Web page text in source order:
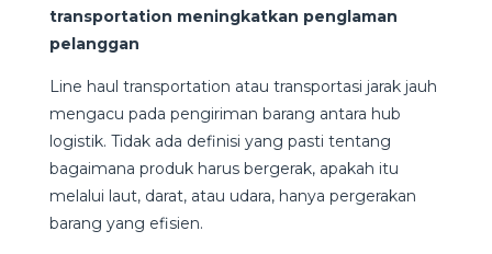
transportation meningkatkan penglaman
pelanggan
Line haul transportation atau transportasi jarak jauh
mengacu pada pengiriman barang antara hub
logistik. Tidak ada definisi yang pasti tentang
bagaimana produk harus bergerak, apakah itu
melalui laut, darat, atau udara, hanya pergerakan
barang yang efisien.